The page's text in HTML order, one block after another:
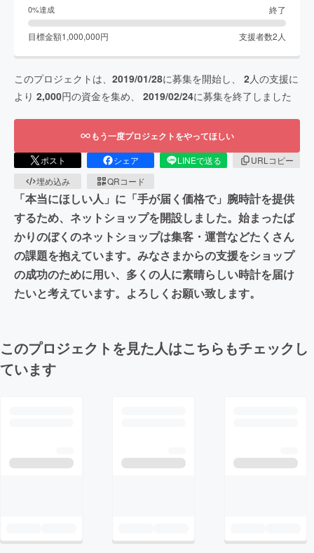
0%達成 終了
目標金額1,000,000円 支援者数2 人
このプロジェクトは、 2019/01/28に募集を開始し、 2人の支援に
より 2,000円の資金を集め、 2019/02/24に募集を終了しました
もう一度プロジェクトをやってほしい
ポスト シェア LINEで送る
URLコピー
埋め込み
QRコード
「本当にほしい人」に「手が届く価格で」腕時計を提供
するため、ネットショップを開設しました。始まったば
かりのぼくのネットショップは集客・運営などたくさん
の課題を抱えています。みなさまからの支援をショップ
の成功のために用い、多くの人に素晴らしい時計を届け
たいと考えています。よろしくお願い致します。
このプロジェクトを見た人はこちらもチェックし
ています